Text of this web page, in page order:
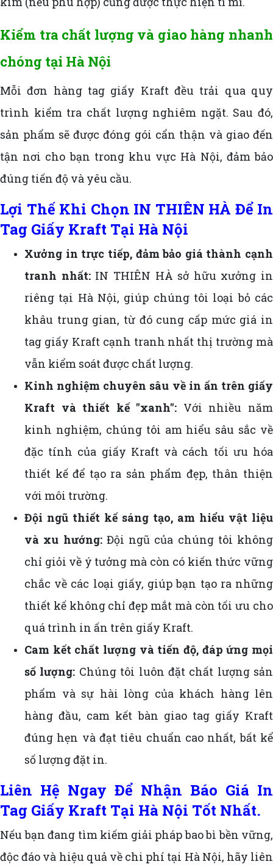
Kiểm tra chất lượng và giao hàng nhanh
chóng tại Hà Nội
Mỗi đơn hàng tag giấy Kraft đều trải qua quy
trình kiểm tra chất lượng nghiêm ngặt. Sau đó,
sản phẩm sẽ được đóng gói cẩn thận và giao đến
tận nơi cho bạn trong khu vực Hà Nội, đảm bảo
đúng tiến độ và yêu cầu.
Lợi Thế Khi Chọn IN THIÊN HÀ Để In
Tag Giấy Kraft Tại Hà Nội
Xưởng in trực tiếp, đảm bảo giá thành cạnh
tranh nhất:IN THIÊN HÀ sở hữu xưởng in
riêng tại Hà Nội, giúp chúng tôi loại bỏ các
khâu trung gian, từ đó cung cấp mức giá in
tag giấy Kraft cạnh tranh nhất thị trường mà
vẫn kiểm soát được chất lượng.
Kinh nghiệm chuyên sâu về in ấn trên giấy
Kraft và thiết kế "xanh": Với nhiều năm
kinh nghiệm, chúng tôi am hiểu sâu sắc về
đặc tính của giấy Kraft và cách tối ưu hóa
thiết kế để tạo ra sản phẩm đẹp, thân thiện
với môi trường.
Đội ngũ thiết kế sáng tạo, am hiểu vật liệu
và xu hướng: Đội ngũ của chúng tôi không
chỉ giỏi về ý tưởng mà còn có kiến thức vững
chắc về các loại giấy, giúp bạn tạo ra những
thiết kế không chỉ đẹp mắt mà còn tối ưu cho
quá trình in ấn trên giấy Kraft.
Cam kết chất lượng và tiến độ, đáp ứng mọi
số lượng: Chúng tôi luôn đặt chất lượng sản
phẩm và sự hài lòng của khách hàng lên
hàng đầu, cam kết bàn giao tag giấy Kraft
đúng hẹn và đạt tiêu chuẩn cao nhất, bất kể
số lượng đặt in.
Liên Hệ Ngay Để Nhận Báo Giá In
Tag Giấy Kraft Tại Hà Nội Tốt Nhất.
Nếu bạn đang tìm kiếm giải pháp bao bì bền vững,
độc đáo và hiệu quả về chi phí tại Hà Nội, hãy liên